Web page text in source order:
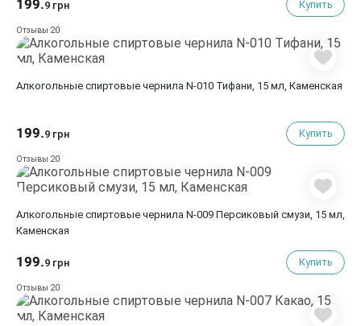
199.9 грн Купить
Отзывы 20
Алкогольные спиртовые чернила N-010 Тифани, 15 мл, Каменская
199.9 грн Купить
Отзывы 20
Алкогольные спиртовые чернила N-009 Персиковый смузи, 15 мл,
Каменская
199.9 грн Купить
Отзывы 20